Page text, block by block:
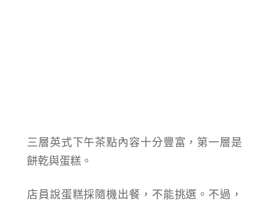
三層英式下午茶點內容十分豐富，第一層是
餅乾與蛋糕。
店員說蛋糕採隨機出餐，不能挑選。不過，